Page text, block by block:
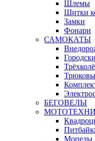
Шлемы
Щитки
Замки
Фонари
САМОКАТЫ
БЕГОВЕЛЫ
Мопеды